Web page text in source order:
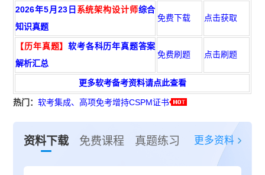
2026年5月23日 系统架构设计师综合
知识真题
免费下载 点击获取
【历年真题】软考各科历年真题答案
解析汇总
免费刷题 点击刷题
更多软考备考资料请点此查看
热门：软考集成、高项免考增持CSPM证书
资料下载 免费课程 真题练习 更多资料